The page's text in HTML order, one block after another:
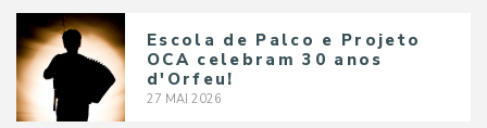
Escola de Palco e Projeto
OCA celebram 30 anos
d'Orfeu!
27 MAI 2026